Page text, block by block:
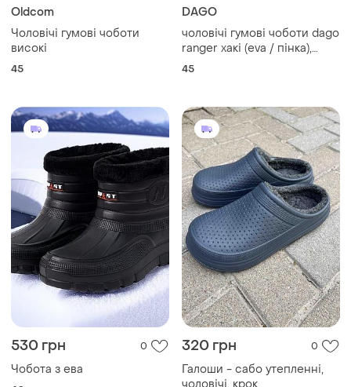
Oldcom
Чоловічі гумові чоботи
високі
45
DAGO
​чоловічі гумові чоботи dago
ranger хакі (eva / пінка),
розмір 45, нові
45
530 грн 0
Чобота з ева
320 грн 0
Галоши - сабо утепленні,
чоловічі, крок